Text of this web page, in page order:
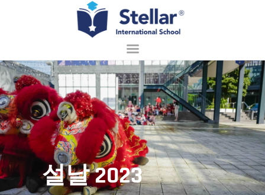
홈페이지
회사 소개
입학 안내
배우기
학교 생활
접촉
설날 2023